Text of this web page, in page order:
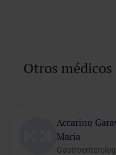
Otros
Accarino
Maria